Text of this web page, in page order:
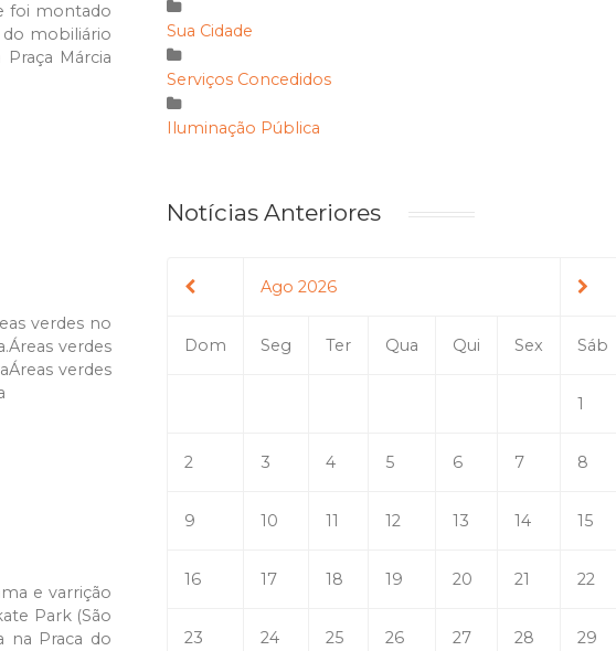
foi montado
do mobiliário
Márcia
verdes no
verdes
verdes
e varrição
Park (São
na Praca do
Sua Cidade
Serviços Concedidos
Iluminação Pública
Notícias Anteriores
Ago 2026
Dom Seg Ter Qua Qui Sex Sáb
1
2 3 4 5 6 7 8
9 10 11 12 13 14 15
16 17 18 19 20 21 22
23 24 25 26 27 28 29